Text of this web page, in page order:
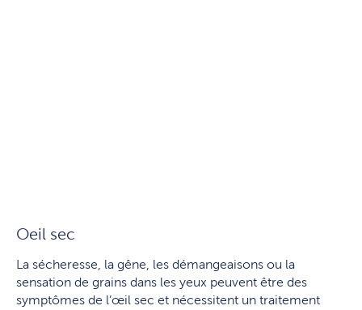
Oeil sec
La sécheresse, la gêne, les démangeaisons ou la
sensation de grains dans les yeux peuvent être des
symptômes de l’œil sec et nécessitent un traitement